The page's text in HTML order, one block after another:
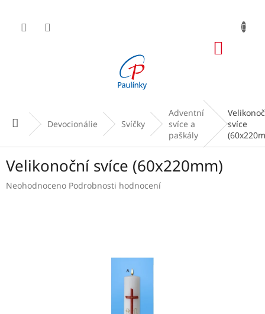
obsah
Domů Devocionálie Svíčky
Adventní
svíce a
paškály
svíce
Velikonoční svíce (60x220mm)
Průměrné
Neohodnoceno Podrobnosti hodnocení